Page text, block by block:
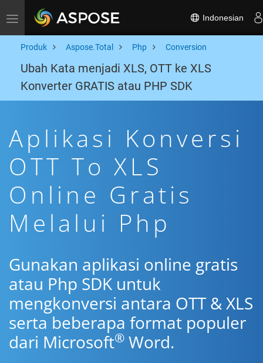
Toggle navigation Indonesian
Produk Aspose.Total Php Conversion
Ubah Kata menjadi XLS, OTT ke XLS
Konverter GRATIS atau PHP SDK
Aplikasi Konversi
OTT To XLS
Online Gratis
Melalui Php
Gunakan aplikasi online gratis
atau Php SDK untuk
mengkonversi antara OTT & XLS
serta beberapa format populer
dari Microsoft® Word.